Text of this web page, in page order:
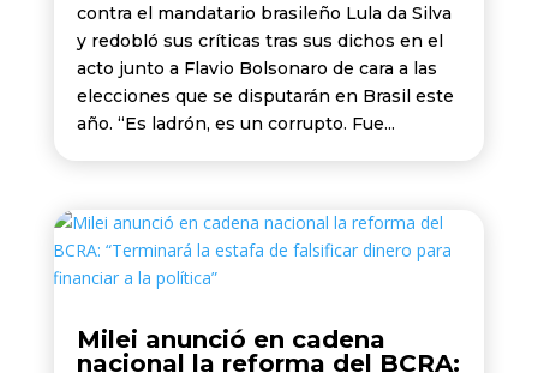
contra el mandatario brasileño Lula da Silva
y redobló sus críticas tras sus dichos en el
acto junto a Flavio Bolsonaro de cara a las
elecciones que se disputarán en Brasil este
año. “Es ladrón, es un corrupto. Fue...
Milei anunció en cadena
nacional la reforma del BCRA: